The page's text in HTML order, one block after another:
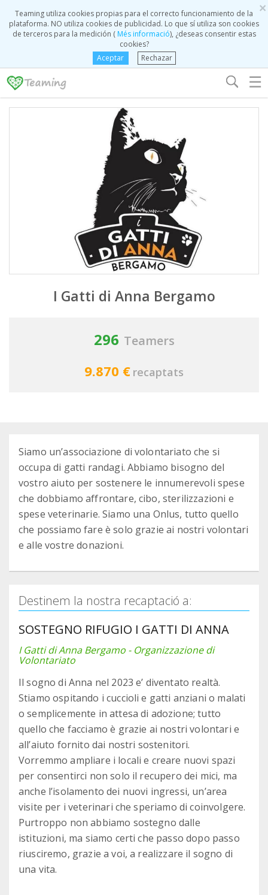
×
Teaming utiliza cookies propias para el correcto funcionamiento de la
plataforma. NO utiliza cookies de publicidad. Lo que sí utiliza son cookies
de terceros para la medición (Més informació), ¿deseas consentir estas
cookies?
Aceptar
Rechazar
☰
I Gatti di Anna Bergamo
296 Teamers
9.870 € recaptats
Siamo un’associazione di volontariato che si
occupa di gatti randagi. Abbiamo bisogno del
vostro aiuto per sostenere le innumerevoli spese
che dobbiamo affrontare, cibo, sterilizzazioni e
spese veterinarie. Siamo una Onlus, tutto quello
che possiamo fare è solo grazie ai nostri volontari
e alle vostre donazioni.
Destinem la nostra recaptació a:
SOSTEGNO RIFUGIO I GATTI DI ANNA
I Gatti di Anna Bergamo - Organizzazione di
Volontariato
Il sogno di Anna nel 2023 e’ diventato realtà.
Stiamo ospitando i cuccioli e gatti anziani o malati
o semplicemente in attesa di adozione; tutto
quello che facciamo è grazie ai nostri volontari e
all’aiuto fornito dai nostri sostenitori.
Vorremmo ampliare i locali e creare nuovi spazi
per consentirci non solo il recupero dei mici, ma
anche l’isolamento dei nuovi ingressi, un’area
visite per i veterinari che speriamo di coinvolgere.
Purtroppo non abbiamo sostegno dalle
istituzioni, ma siamo certi che passo dopo passo
riusciremo, grazie a voi, a realizzare il sogno di